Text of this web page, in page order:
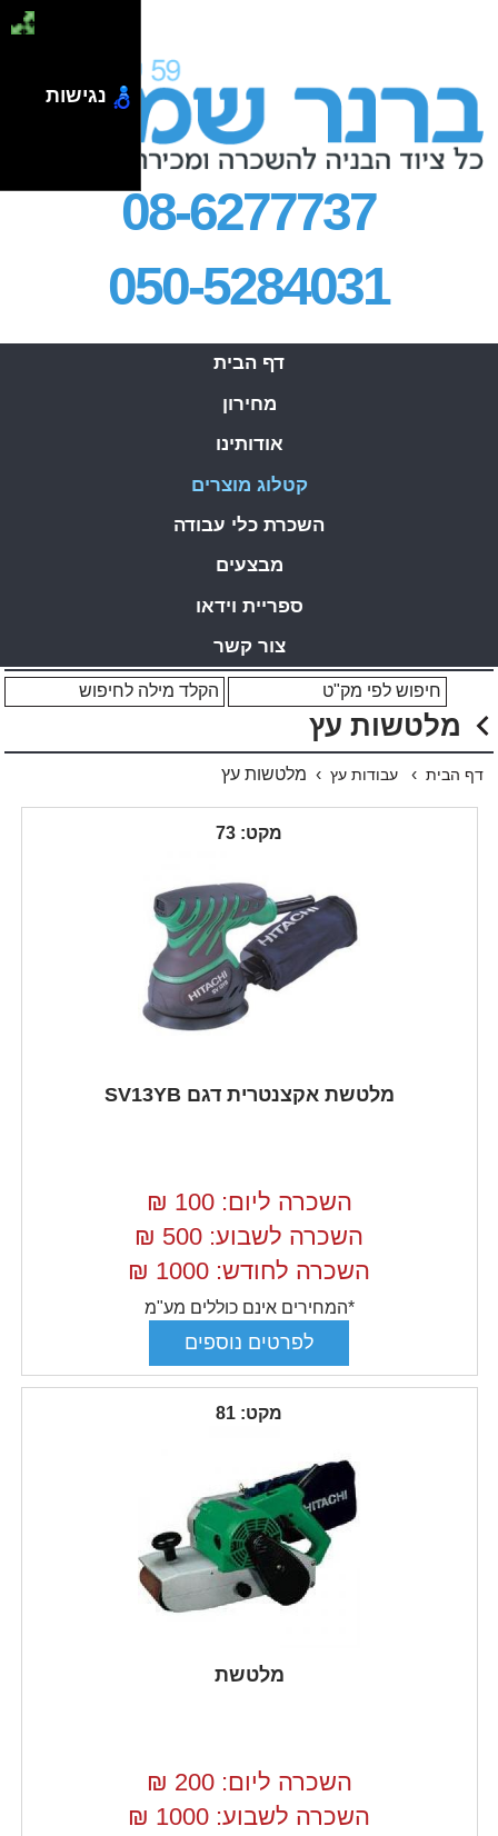
08-6277737
050-5284031
דף הבית
מחירון
אודותינו
קטלוג מוצרים
השכרת כלי עבודה
מבצעים
ספריית וידאו
צור קשר
מלטשות עץ
דף הבית › עבודות עץ › מלטשות עץ
מקט: 73
מלטשת אקצנטרית דגם SV13YB
השכרה ליום: 100
₪
השכרה לשבוע: 500
₪
השכרה לחודש: 1000
₪
*המחירים אינם כוללים מע"מ
מקט: 81
מלטשת
השכרה ליום: 200
₪
השכרה לשבוע: 1000
₪
נגישות